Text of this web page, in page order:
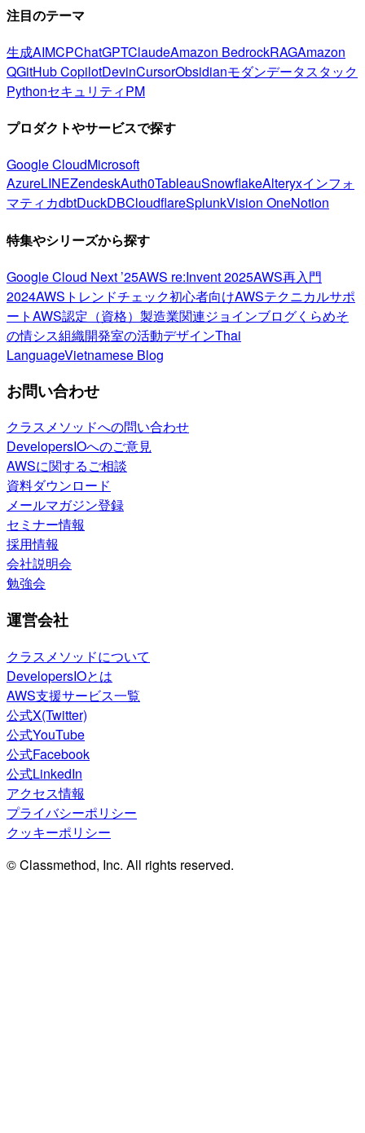
注目のテーマ
生成AIMCPChatGPTClaudeAmazon BedrockRAGAmazon
QGitHub CopilotDevinCursorObsidianモダンデータスタック
PythonセキュリティPM
プロダクトやサービスで探す
Google CloudMicrosoft
AzureLINEZendeskAuth0TableauSnowflakeAlteryxインフォ
マティカdbtDuckDBCloudflareSplunkVision OneNotion
特集やシリーズから探す
Google Cloud Next ’25AWS re:Invent 2025AWS再入門
2024AWSトレンドチェック初心者向けAWSテクニカルサポ
ートAWS認定（資格） 製造業関連ジョインブログくらめそ
の情シス組織開発室の活動デザインThai
LanguageVietnamese Blog
お問い合わせ
クラスメソッドへの問い合わせ
DevelopersIOへのご意見
AWSに関するご相談
資料ダウンロード
メールマガジン登録
セミナー情報
採用情報
会社説明会
勉強会
運営会社
クラスメソッドについて
DevelopersIOとは
AWS支援サービス一覧
公式X(Twitter)
公式YouTube
公式Facebook
公式LinkedIn
アクセス情報
プライバシーポリシー
クッキーポリシー
© Classmethod, Inc. All rights reserved.